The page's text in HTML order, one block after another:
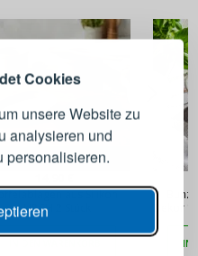
Cookies
unsere Website zu
analysieren und
personalisieren.
aus Silikon
LURCH 2 Stück
Dekor
IN
bei Ihrem